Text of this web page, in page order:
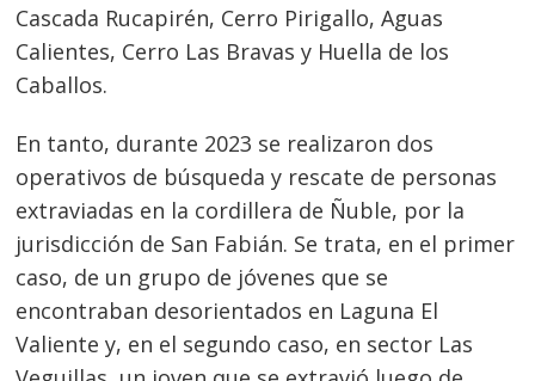
Cascada Rucapirén, Cerro Pirigallo, Aguas
Calientes, Cerro Las Bravas y Huella de los
Caballos.
En tanto, durante 2023 se realizaron dos
operativos de búsqueda y rescate de personas
extraviadas en la cordillera de Ñuble, por la
jurisdicción de San Fabián. Se trata, en el primer
caso, de un grupo de jóvenes que se
encontraban desorientados en Laguna El
Valiente y, en el segundo caso, en sector Las